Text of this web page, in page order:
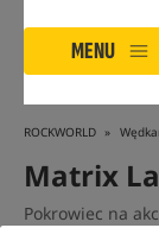
MENU
ROCKWORLD
Matrix
Pokrowiec na